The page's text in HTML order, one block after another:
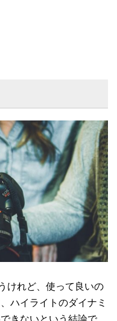
けれど、使って良いの
ハイライトのダイナミ
きないという結論で